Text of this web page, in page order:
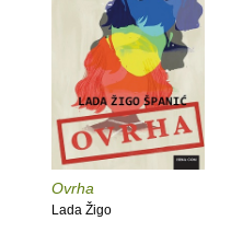
Ovrha
Lada Žigo